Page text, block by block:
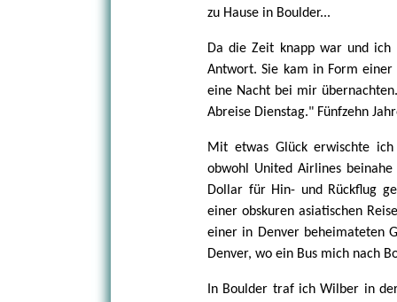
zu Hause in Boulder...
Da die Zeit knapp war und
Antwort. Sie kam in Form einer
eine Nacht bei mir
Abreise Dienstag." Fünfzehn
Mit etwas Glück erwischte
obwohl United Airlines
Dollar für Hin- und Rückflug
einer obskuren asiatischen
einer in Denver beheimateten
Denver, wo ein Bus mich nach
In Boulder traf ich Wilber in